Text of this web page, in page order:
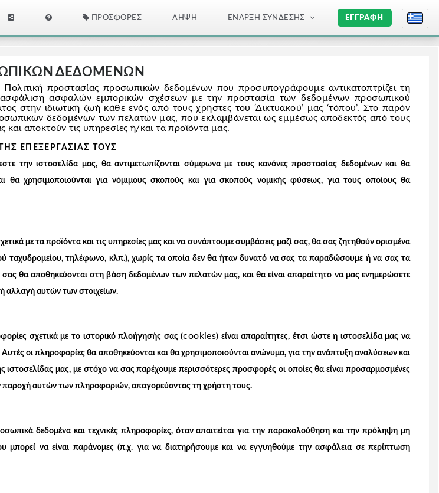
ΠΡΟΣΦΟΡΈΣ ΛΉΨΗ ΈΝΑΡΞΗ ΣΎΝΔΕΣΗΣ ΕΓΓΡΑΦΉ
ΔΕΔΟΜΕΝΩΝ
προστασίας προσωπικών δεδομένων που προσυπογράφουμε αντικατοπτρίζει τη
ασφαλών εμπορικών σχέσεων με την προστασία των δεδομένων προσωπικού
στην ιδιωτική ζωή κάθε ενός από τους χρήστες του ‘Δικτυακού’ μας ‘τόπου’. Στο παρόν
δεδομένων των πελατών μας, που εκλαμβάνεται ως εμμέσως αποδεκτός από τους
και αποκτούν τις υπηρεσίες ή/και τα προϊόντα μας.
ΕΠΕΞΕΡΓΑΣΙΑΣ ΤΟΥΣ
την ιστοσελίδα μας, θα αντιμετωπίζονται σύμφωνα με τους κανόνες προστασίας δεδομένων και θα
θα χρησιμοποιούνται για νόμιμους σκοπούς και για σκοπούς νομικής φύσεως, για τους οποίους θα
με τα προϊόντα και τις υπηρεσίες μας και να συνάπτουμε συμβάσεις μαζί σας, θα σας ζητηθούν ορισμένα
ταχυδρομείου, τηλέφωνο, κλπ.), χωρίς τα οποία δεν θα ήταν δυνατό να σας τα παραδώσουμε ή να σας τα
θα αποθηκεύονται στη βάση δεδομένων των πελατών μας, και θα είναι απαραίτητο να μας ενημερώσετε
ή αλλαγή αυτών των στοιχείων.
σχετικά με το ιστορικό πλοήγησής σας (cookies) είναι απαραίτητες, έτσι ώστε η ιστοσελίδα μας να
οι πληροφορίες θα αποθηκεύονται και θα χρησιμοποιούνται ανώνυμα, για την ανάπτυξη αναλύσεων και
ιστοσελίδας μας, με στόχο να σας παρέχουμε περισσότερες προσφορές οι οποίες θα είναι προσαρμοσμένες
παροχή αυτών των πληροφοριών, απαγορεύοντας τη χρήστη τους.
δεδομένα και τεχνικές πληροφορίες, όταν απαιτείται για την παρακολούθηση και την πρόληψη μη
μπορεί να είναι παράνομες (π.χ. για να διατηρήσουμε και να εγγυηθούμε την ασφάλεια σε περίπτωση